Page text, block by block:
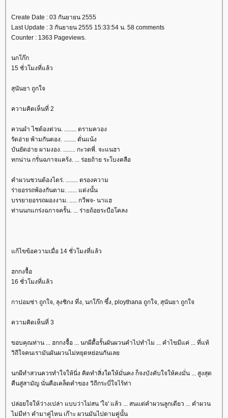
Create Date : 03 กันยายน 2555
Last Update : 3 กันยายน 2555 15:33:54 น. 58 comments
Counter : 1363 Pageviews.
นกโก๊ก
15 ชั่วโมงที่แล้ว
สุนันยา ถูกใจ
ความคิดเห็นที่ 2
ควนผำ ไชต้องต่วน. ........ ตรามควอง
รัดอ่าย พ้ามกันตอง. ........ ตั่นแน้ง
บันยัดอ่าย ผามงอง. ........ กะวดพี่. จะแนฮา
ทกน่าน กรั่นฉกาจแคร้ง. ... ร่อยถ้าย ระโบงคลือ
คำผวนชวนต้องไตร่. ........ ตรองความ
ร่ายอรรถพ้องกันตาม. ...... แต่งนั้น
บรรยายอรรถผองงาม. ..... กวีพจ- นาแฮ
ท่านนกแกร่งฉกาจครั้น. ... ร่ายถ้อยระบือโคลง
ก้ไขข้อความเมื่อ 14 ชั่วโมงที่แล้ว
ฮกกงจื้อ
16 ชั่วโมงที่แล้ว
กาปอมซ่า ถูกใจ, ลุงชิกง ทึ่ง, นกโก๊ก ซึ้ง, ploythana ถูกใจ, สุนันยา ถูกใจ
ความคิดเห็นที่ 3
ขอบคุณท่าน ... ฮกกงจื้อ ... นกผีดื้อรั้นผันผวนคำไปทำไม ... คำไขมีแค่ ... ที่แท้
วิถีใจคนเรามันผันผวนไม่หยุดหย่อนกันเล
นกผีทำสวนควรทำใจให้นิ่ง คิดทำสิ่งใดให้มั่นคง ก็จงบังคับใจให้คงมั่น ... สูงสุด
คืนสู่สามัญ นั่นคือเคล็ดคำของ วิถีกระบี่ใจไร้ท่า
ปล่อยใจให้ว่างเปล่า แบบว่าไม่สน 'ใจ' แล้ว ... สนแต่คำผวนลูกเดียว ... คำผวน
ไม่มีท่า คำมาคู่ไหน เก๊าะ ผวนมันไปตามคู่นั้น